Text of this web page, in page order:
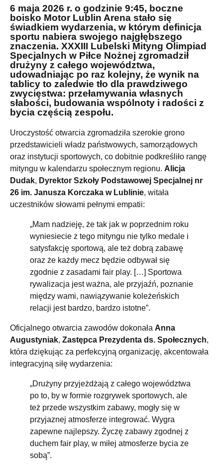
6 maja 2026 r. o godzinie 9:45, boczne
boisko Motor Lublin Arena stało się
świadkiem wydarzenia, w którym definicja
sportu nabiera swojego najgłębszego
znaczenia. XXXIII Lubelski Mityng Olimpiad
Specjalnych w Piłce Nożnej zgromadził
drużyny z całego województwa,
udowadniając po raz kolejny, że wynik na
tablicy to zaledwie tło dla prawdziwego
zwycięstwa: przełamywania własnych
słabości, budowania wspólnoty i radości z
bycia częścią zespołu.
Uroczystość otwarcia zgromadziła szerokie grono
przedstawicieli władz państwowych, samorządowych
oraz instytucji sportowych, co dobitnie podkreśliło rangę
mityngu w kalendarzu społecznym regionu. Alicja
Dudak, Dyrektor Szkoły Podstawowej Specjalnej nr
26 im. Janusza Korczaka w Lublinie, witała
uczestników słowami pełnymi empatii:
„Mam nadzieję, że tak jak w poprzednim roku
wyniesiecie z tego mityngu nie tylko medale i
satysfakcję sportową, ale też dobrą zabawę
oraz że każdy mecz będzie odbywał się
zgodnie z zasadami fair play. […] Sportowa
rywalizacja jest ważna, ale przyjaźń, poznanie
między wami, nawiązywanie koleżeńskich
relacji jest bardzo, bardzo istotne”.
Oficjalnego otwarcia zawodów dokonała Anna
Augustyniak, Zastępca Prezydenta ds. Społecznych,
która dziękując za perfekcyjną organizację, akcentowała
integracyjną siłę wydarzenia:
„Drużyny przyjeżdżają z całego województwa
po to, by w formie rozgrywek sportowych, ale
też przede wszystkim zabawy, mogły się w
przyjaznej atmosferze integrować. Wygra
zapewne najlepszy. Życzę zabawy zgodnej z
duchem fair play, w miłej atmosferze bycia ze
sobą”.